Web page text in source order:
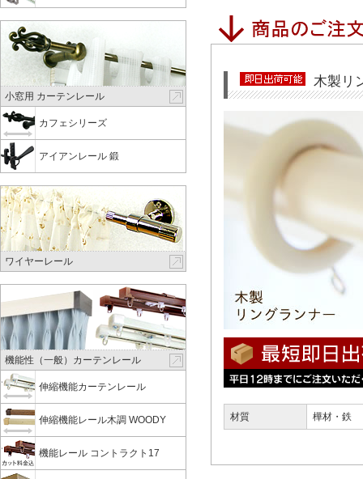
木製リ
材質 樺材・鉄
小窓用 カーテンレール
カフェシリーズ
アイアンレール 鍛
ワイヤーレール
機能性（一般）カーテンレール
伸縮機能カーテンレール
伸縮機能レール木調 WOODY
機能レール コントラクト17